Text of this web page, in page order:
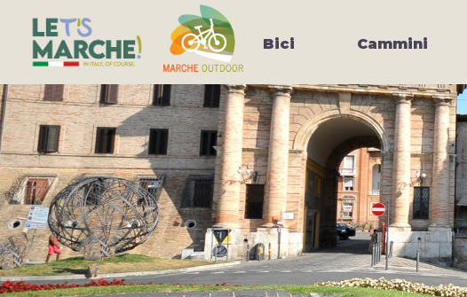
Bici Cammini